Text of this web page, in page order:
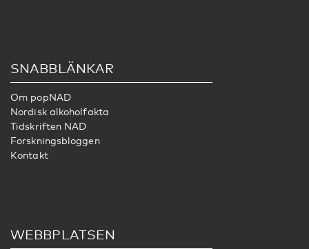
SNABBLÄNKAR
Om popNAD
Nordisk alkoholfakta
Tidskriften NAD
Forskningsbloggen
Kontakt
WEBBPLATSEN